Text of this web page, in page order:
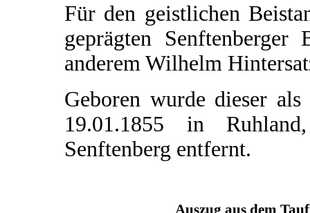
Für den geistlichen
geprägten
anderem Wilhelm
Geboren wurde dieser
19.01.1855 in
Senftenberg entfernt.
Auszug aus dem